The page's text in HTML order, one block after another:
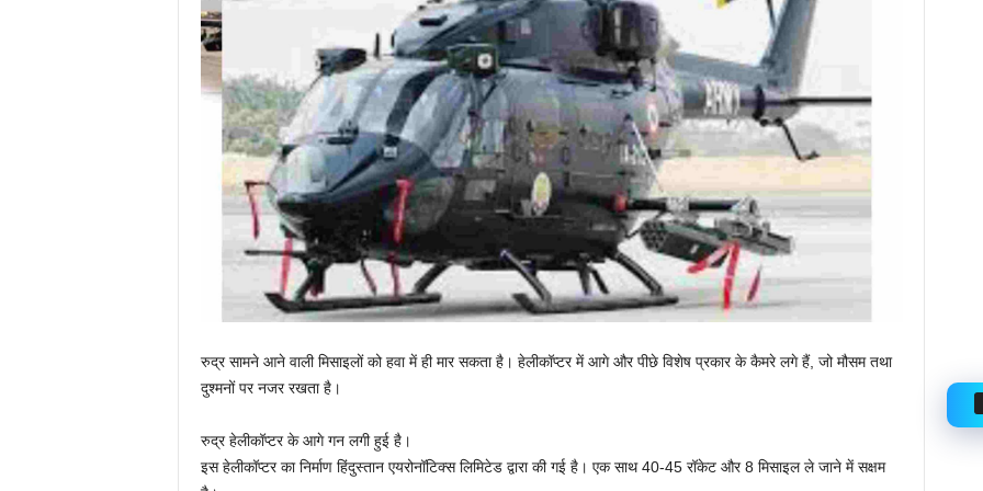
रुद्र सामने आने वाली मिसाइलों को हवा में ही मार सकता है। हेलीकॉप्टर में आगे और पीछे विशेष प्रकार के कैमरे लगे हैं, जो मौसम तथा
दुश्मनों पर नजर रखता है।
रुद्र हेलीकॉप्टर के आगे गन लगी हुई है।
इस हेलीकॉप्टर का निर्माण हिंदुस्तान एयरोनॉटिक्स लिमिटेड द्वारा की गई है। एक साथ 40-45 रॉकेट और 8 मिसाइल ले जाने में सक्षम